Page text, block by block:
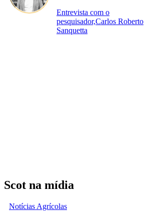
Entrevista com o
pesquisador,Carlos Roberto
Sanquetta
Scot na mídia
Notícias Agrícolas